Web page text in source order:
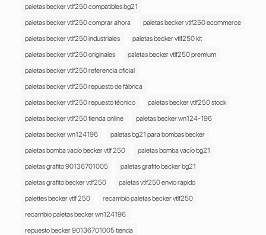
paletas becker vtlf250 compatibles bg21
paletas becker vtlf250 comprar ahora
paletas becker vtlf250 ecommerce
paletas becker vtlf250 industriales
paletas becker vtlf250 kit
paletas becker vtlf250 originales
paletas becker vtlf250 premium
paletas becker vtlf250 referencia oficial
paletas becker vtlf250 repuesto de fábrica
paletas becker vtlf250 repuesto técnico
paletas becker vtlf250 stock
paletas becker vtlf250 tienda online
paletas becker wn124-196
paletas becker wn124196
paletas bg21 para bombas becker
paletas bomba vacío becker vtlf 250
paletas bomba vacío bg21
paletas grafito 90136701005
paletas grafito becker bg21
paletas grafito becker vtlf250
paletas vtlf250 envio rapido
palettes becker vtlf 250
recambio paletas becker vtlf250
recambio paletas becker wn124196
repuesto becker 90136701005 tienda